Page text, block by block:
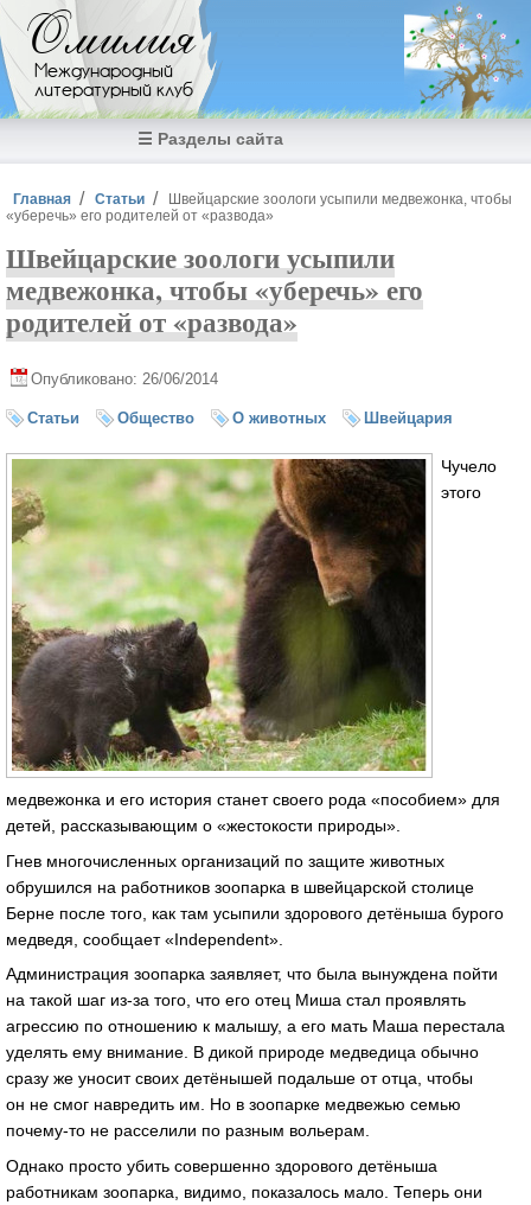
Перейти к основному содержанию
Омилия
Международный
литературный клуб
☰ Разделы сайта
Вы здесь
Главная Статьи
Швейцарские зоологи усыпили медвежонка, чтобы
«уберечь» его родителей от «развода»
Швейцарские зоологи усыпили
медвежонка, чтобы «уберечь» его
родителей от «развода»
Опубликовано: 26/06/2014
Статьи Общество О животных Швейцария
Чучело
этого
медвежонка и его история станет своего рода «пособием» для
детей, рассказывающим о «жестокости природы».
Гнев многочисленных организаций по защите животных
обрушился на работников зоопарка в швейцарской столице
Берне после того, как там усыпили здорового детёныша бурого
медведя, сообщает «Independent».
Администрация зоопарка заявляет, что была вынуждена пойти
на такой шаг из-за того, что его отец Миша стал проявлять
агрессию по отношению к малышу, а его мать Маша перестала
уделять ему внимание. В дикой природе медведица обычно
сразу же уносит своих детёнышей подальше от отца, чтобы
он не смог навредить им. Но в зоопарке медвежью семью
почему-то не расселили по разным вольерам.
Однако просто убить совершенно здорового детёныша
работникам зоопарка, видимо, показалось мало. Теперь они